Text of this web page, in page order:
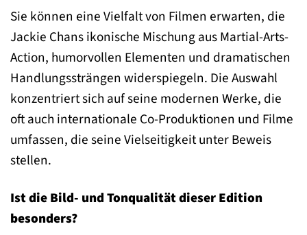
Sie können eine Vielfalt von Filmen erwarten, die
Jackie Chans ikonische Mischung aus Martial-Arts-
Action, humorvollen Elementen und dramatischen
Handlungssträngen widerspiegeln. Die Auswahl
konzentriert sich auf seine modernen Werke, die
oft auch internationale Co-Produktionen und Filme
umfassen, die seine Vielseitigkeit unter Beweis
stellen.
Ist die Bild- und Tonqualität dieser Edition
besonders?